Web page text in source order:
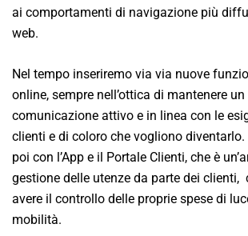
ai comportamenti di navigazione più
web.
Nel tempo inseriremo via via nuove
online, sempre nell’ottica di mantenere
comunicazione attivo e in linea con le
clienti e di coloro che vogliono
poi con l’App e il Portale Clienti, che è
gestione delle utenze da parte dei clienti,
avere il controllo delle proprie spese di
mobilità.